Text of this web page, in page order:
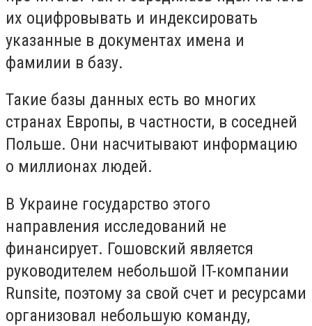
их оцифровывать и индексировать
указанные в документах имена и
фамилии в базу.
Такие базы данных есть во многих
странах Европы, в частности, в соседней
Польше. Они насчитывают информацию
о миллионах людей.
В Украине государство этого
направления исследований не
финансирует. Гошовский является
руководителем небольшой IT-компании
Runsite, поэтому за свой счет и ресурсами
организовал небольшую команду,